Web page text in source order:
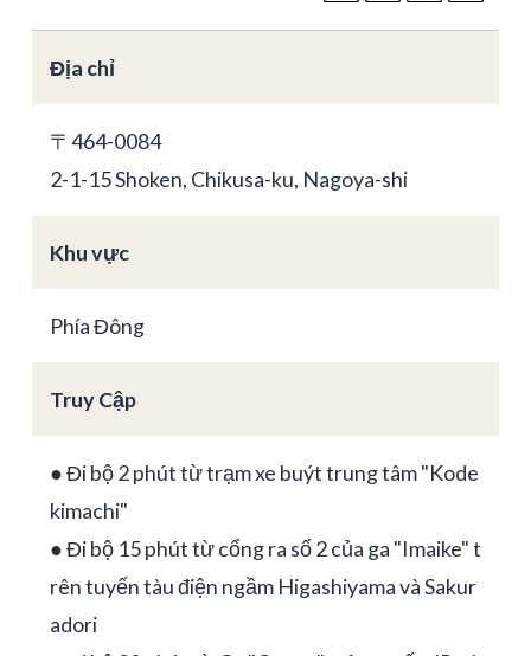
Địa chỉ
〒464-0084
2-1-15 Shoken, Chikusa-ku, Nagoya-shi
Khu vực
Phía Đông
Truy Cập
● Đi bộ 2 phút từ trạm xe buýt trung tâm "Kode
kimachi"
● Đi bộ 15 phút từ cổng ra số 2 của ga "Imaike" t
rên tuyến tàu điện ngầm Higashiyama và Sakur
adori